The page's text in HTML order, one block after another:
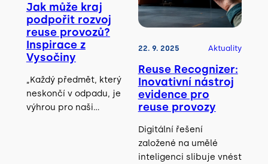
Jak může kraj
podpořit rozvoj
reuse provozů?
Inspirace z
Vysočiny
„Každý předmět, který
neskončí v odpadu, je
výhrou pro naši…
22. 9. 2025 Aktuality
Reuse Recognizer:
Inovativní nástroj
evidence pro
reuse provozy
Digitální řešení
založené na umělé
inteligenci slibuje vnést